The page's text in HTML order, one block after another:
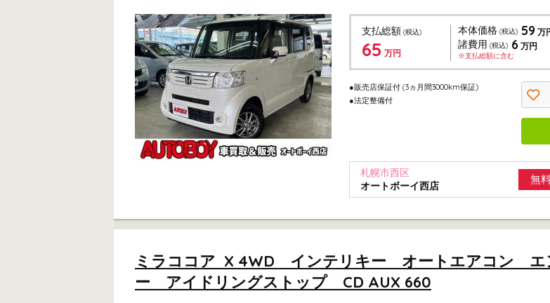
●販売店保証付 (3ヵ月間3000km保証)
●法定整備付
支払総額 (税込)
65 万円
本体価格(税込) 59万
諸費用 (税込) 6万円
※支払総額に含む
札幌市西区
オートボーイ西店
無
ミラココア X 4WD インテリキー オートエアコン エ
ー アイドリングストップ CD AUX 660